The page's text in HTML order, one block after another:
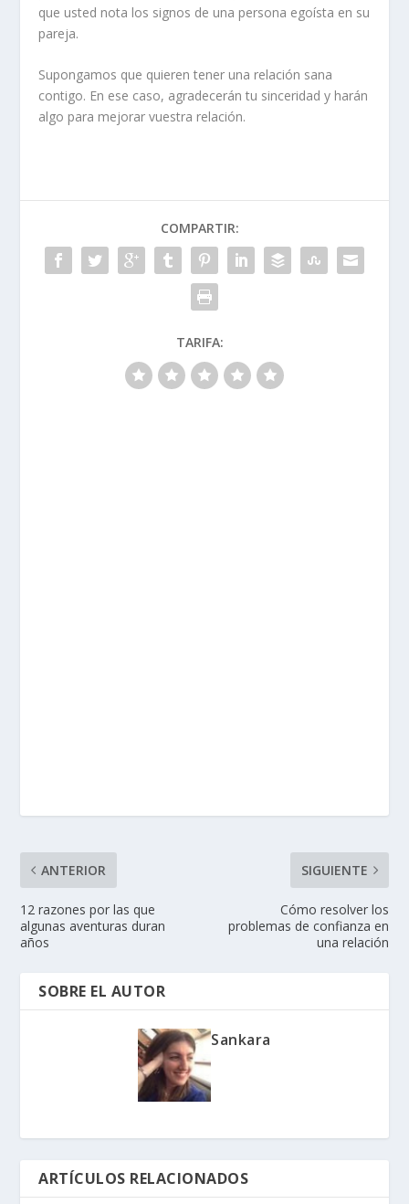
que usted nota los signos de una persona egoísta en su
pareja.
Supongamos que quieren tener una relación sana
contigo. En ese caso, agradecerán tu sinceridad y harán
algo para mejorar vuestra relación.
COMPARTIR:
TARIFA:
ANTERIOR
12 razones por las que
algunas aventuras duran
años
SIGUIENTE
Cómo resolver los
problemas de confianza en
una relación
SOBRE EL AUTOR
Sankara
ARTÍCULOS RELACIONADOS